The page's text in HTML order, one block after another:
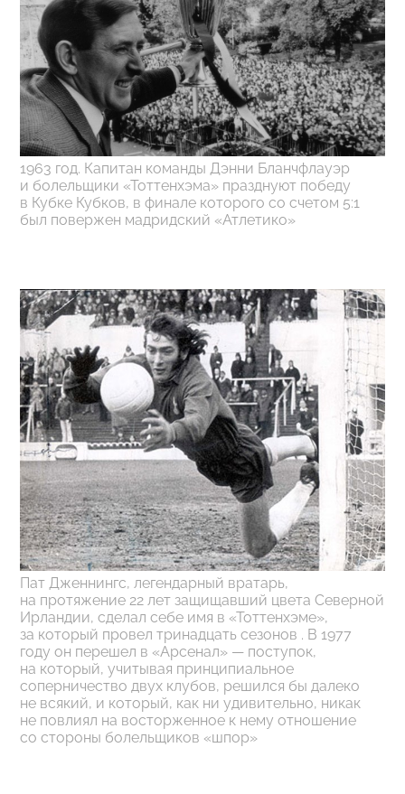
1963 год. Капитан команды Дэнни Бланчфлауэр
и болельщики «Тоттенхэма» празднуют победу
в Кубке Кубков, в финале которого со счетом 5:1
был повержен мадридский «Атлетико»
Пат Дженнингс, легендарный вратарь,
на протяжение 22 лет защищавший цвета Северной
Ирландии, сделал себе имя в «Тоттенхэме»,
за который провел тринадцать сезонов . В 1977
году он перешел в «Арсенал» — поступок,
на который, учитывая принципиальное
соперничество двух клубов, решился бы далеко
не всякий, и который, как ни удивительно, никак
не повлиял на восторженное к нему отношение
со стороны болельщиков «шпор»